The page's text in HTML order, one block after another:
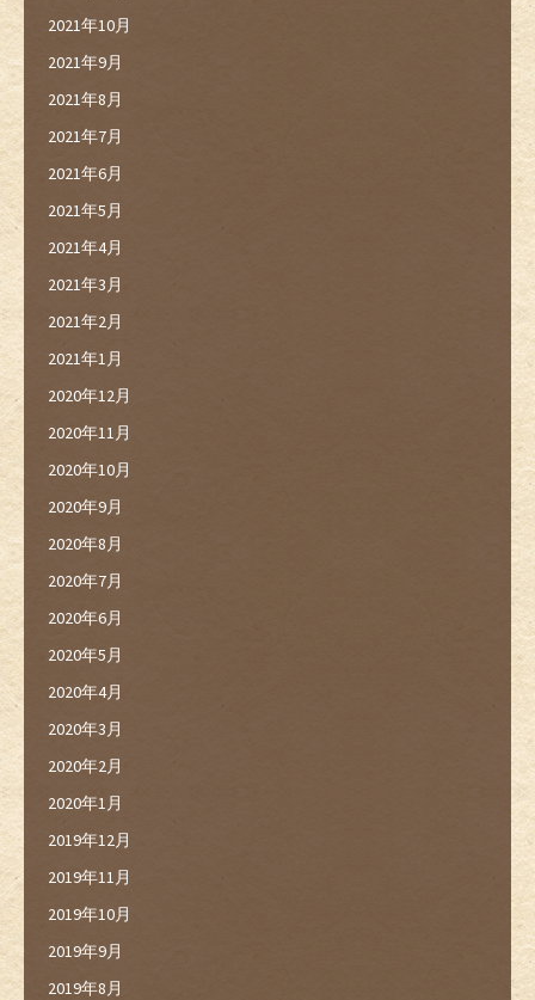
2021年10月
2021年9月
2021年8月
2021年7月
2021年6月
2021年5月
2021年4月
2021年3月
2021年2月
2021年1月
2020年12月
2020年11月
2020年10月
2020年9月
2020年8月
2020年7月
2020年6月
2020年5月
2020年4月
2020年3月
2020年2月
2020年1月
2019年12月
2019年11月
2019年10月
2019年9月
2019年8月